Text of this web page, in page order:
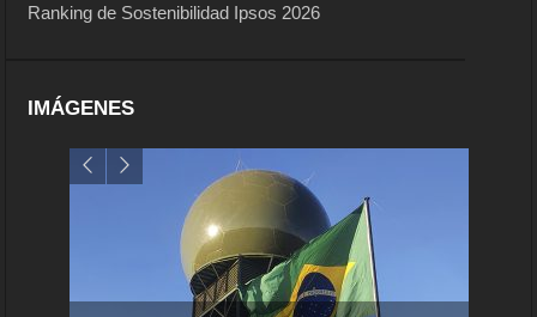
Ranking de Sostenibilidad Ipsos 2026
IMÁGENES